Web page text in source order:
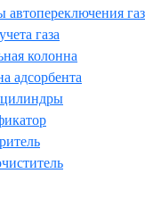
газа
колонна
адсорбента